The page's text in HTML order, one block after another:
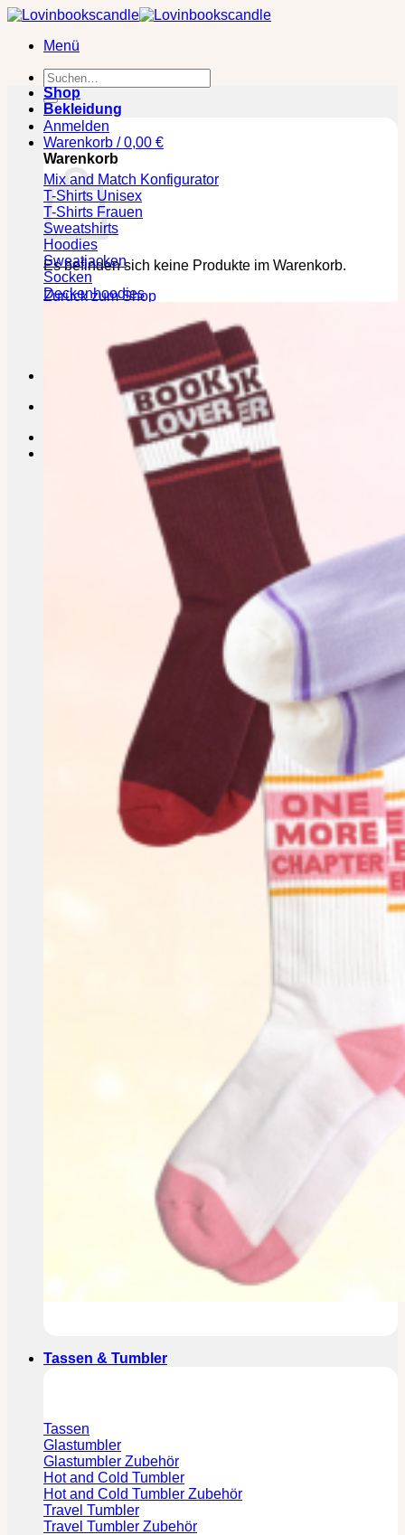
Zum
springenMenü
Suchen
nach:
Anmelden
Warenkorb /0,00 €
Warenkorb
Es befinden sich keine Produkte im Warenkorb.
Zurück zum Shop
🕒 Die jeweilige Lieferzeit bitte den Produktseiten
entnehmen!
Shop
Bekleidung
Mix and Match Konfigurator
T-Shirts Unisex
T-Shirts Frauen
Sweatshirts
Hoodies
Sweatjacken
Socken
Deckenhoodies
Tassen & Tumbler
Tassen
Glastumbler
Glastumbler Zubehör
Hot and Cold Tumbler
Hot and Cold Tumbler Zubehör
Travel Tumbler
Travel Tumbler Zubehör